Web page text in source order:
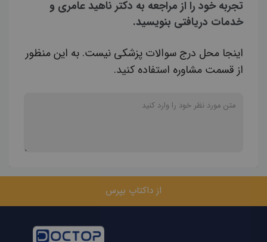
تجربه خود را از مراجعه به دکتر ناهید عامری و
خدمات دریافتی بنویسید.
اینجا محل درج سوالات پزشکی نیست. به این منظور
از قسمت مشاوره استفاده کنید.
از داکتاپ بپرس